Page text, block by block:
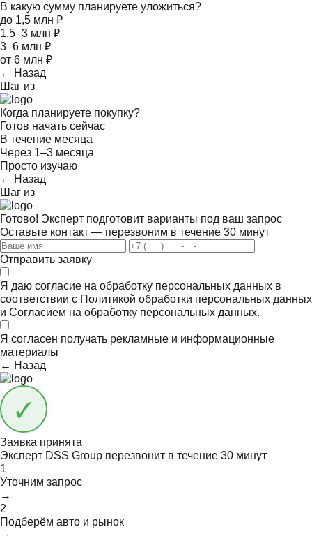
В какую сумму планируете уложиться?
до 1,5 млн ₽
1,5–3 млн ₽
3–6 млн ₽
от 6 млн ₽
← Назад
Шаг из
Когда планируете покупку?
Готов начать сейчас
В течение месяца
Через 1–3 месяца
Просто изучаю
← Назад
Шаг из
Готово! Эксперт подготовит варианты под ваш запрос
Оставьте контакт — перезвоним в течение 30 минут
Отправить заявку
Я даю согласие на обработку персональных данных в
соответствии с Политикой обработки персональных данных
и Согласием на обработку персональных данных.
Я согласен получать рекламные и информационные
материалы
← Назад
Заявка принята
Эксперт DSS Group перезвонит в течение 30 минут
1
Уточним запрос
→
2
Подберём авто и рынок